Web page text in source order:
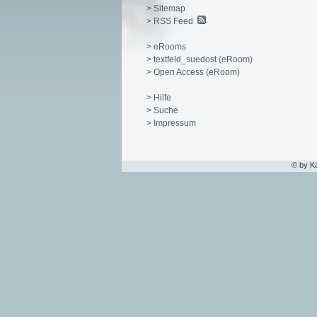
> Sitemap
> RSS Feed
> eRooms
> textfeld_suedost (eRoom)
> Open Access (eRoom)
> Hilfe
> Suche
> Impressum
© by